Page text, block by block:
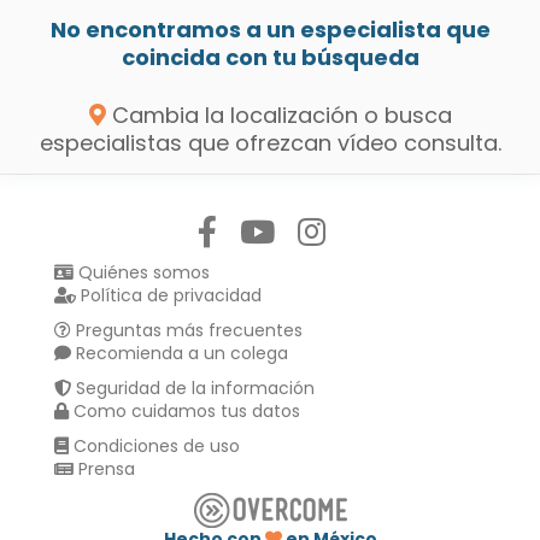
No encontramos a un especialista que
coincida con tu búsqueda
Cambia la localización o busca
especialistas que ofrezcan vídeo consulta.
Quiénes somos
Política de privacidad
Preguntas más frecuentes
Recomienda a un colega
Seguridad de la información
Como cuidamos tus datos
Condiciones de uso
Prensa